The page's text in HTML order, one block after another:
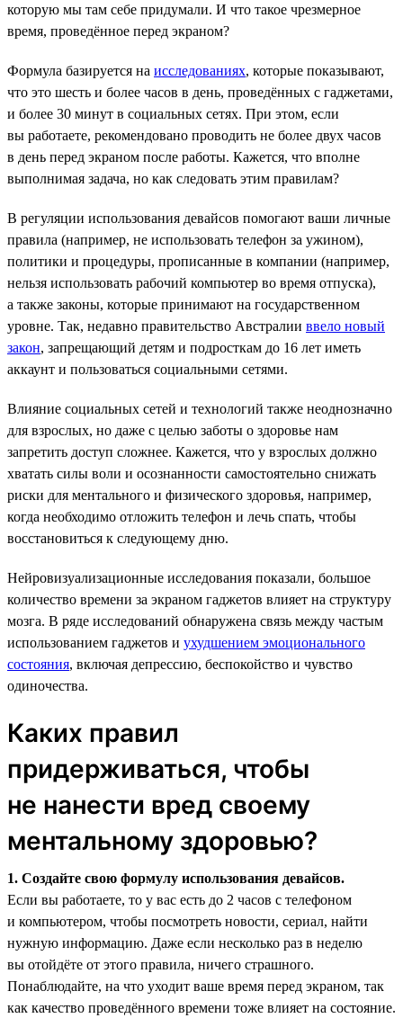
которую мы там себе придумали. И что такое чрезмерное
время, проведённое перед экраном?
Формула базируется на исследованиях, которые показывают,
что это шесть и более часов в день, проведённых с гаджетами,
и более 30 минут в социальных сетях. При этом, если
вы работаете, рекомендовано проводить не более двух часов
в день перед экраном после работы. Кажется, что вполне
выполнимая задача, но как следовать этим правилам?
В регуляции использования девайсов помогают ваши личные
правила (например, не использовать телефон за ужином),
политики и процедуры, прописанные в компании (например,
нельзя использовать рабочий компьютер во время отпуска),
а также законы, которые принимают на государственном
уровне. Так, недавно правительство Австралии ввело новый
закон, запрещающий детям и подросткам до 16 лет иметь
аккаунт и пользоваться социальными сетями.
Влияние социальных сетей и технологий также неоднозначно
для взрослых, но даже с целью заботы о здоровье нам
запретить доступ сложнее. Кажется, что у взрослых должно
хватать силы воли и осознанности самостоятельно снижать
риски для ментального и физического здоровья, например,
когда необходимо отложить телефон и лечь спать, чтобы
восстановиться к следующему дню.
Нейровизуализационные исследования показали, большое
количество времени за экраном гаджетов влияет на структуру
мозга. В ряде исследований обнаружена связь между частым
использованием гаджетов и ухудшением эмоционального
состояния, включая депрессию, беспокойство и чувство
одиночества.
Каких правил
придерживаться, чтобы
не нанести вред своему
ментальному здоровью?
1. Создайте свою формулу использования девайсов.
Если вы работаете, то у вас есть до 2 часов с телефоном
и компьютером, чтобы посмотреть новости, сериал, найти
нужную информацию. Даже если несколько раз в неделю
вы отойдёте от этого правила, ничего страшного.
Понаблюдайте, на что уходит ваше время перед экраном, так
как качество проведённого времени тоже влияет на состояние.